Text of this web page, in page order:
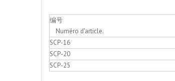
编号
Numéro d'article.
SCP-16
SCP-20
SCP-25